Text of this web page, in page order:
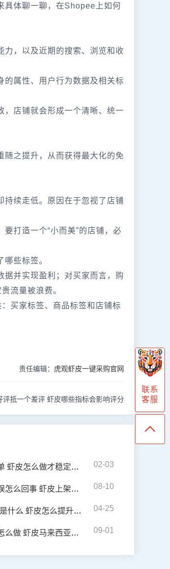
具体聊一聊，在Shopee上如何
力，以及近期的搜索、浏览和收
的属性、用户行为数据及相关标
，店铺就会形成一个清晰、统一
随之提升，从而获得最大化的免
持续走低。原因在于忽视了店铺
打造一个“小而美”的店铺，必
些标签。
据并实现盈利；对买家而言，购
流量被浪费。
买家标签、商品标签和店铺标
责任编辑： 虎观虾皮一键采购官网
评抵一个差评 虾皮哪些指标会影响评分
皮怎么做才稳定出单 02-03
皮上架审核不通过原因有哪些 08-10
么 虾皮怎么提升排名 04-25
皮马来西亚站怎么提高销量 09-01
联系
客服